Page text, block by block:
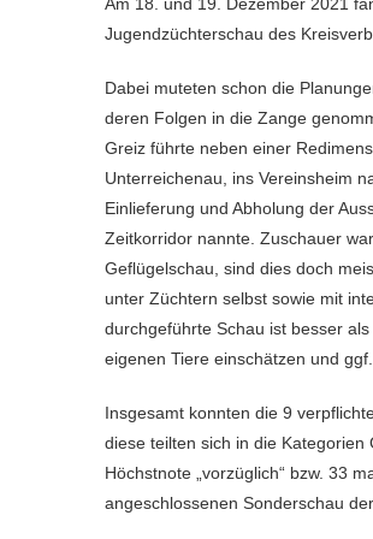
Jugendzüchterschau des
Dabei muteten schon die
deren Folgen in die Zange
Greiz führte neben einer
Unterreichenau, ins Vereinsheim
Einlieferung und Abholung der
Zeitkorridor nannte. Zuschauer
Geflügelschau, sind dies doch
unter Züchtern selbst sowie mit
durchgeführte Schau ist besser
eigenen Tiere einschätzen und
Insgesamt konnten die 9
diese teilten sich in die
Höchstnote „vorzüglich“ bzw. 33
angeschlossenen Sonderschau